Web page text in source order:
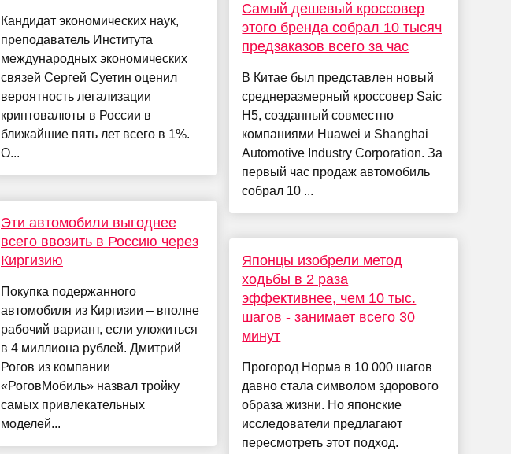
Кандидат экономических наук,
преподаватель Института
международных экономических
связей Сергей Суетин оценил
вероятность легализации
криптовалюты в России в
ближайшие пять лет всего в 1%.
О...
Эти автомобили выгоднее
всего ввозить в Россию через
Киргизию
Покупка подержанного
автомобиля из Киргизии – вполне
рабочий вариант, если уложиться
в 4 миллиона рублей. Дмитрий
Рогов из компании
«РоговМобиль» назвал тройку
самых привлекательных
моделей...
Самый дешевый кроссовер
этого бренда собрал 10 тысяч
предзаказов всего за час
В Китае был представлен новый
среднеразмерный кроссовер Saic
H5, созданный совместно
компаниями Huawei и Shanghai
Automotive Industry Corporation. За
первый час продаж автомобиль
собрал 10 ...
Японцы изобрели метод
ходьбы в 2 раза
эффективнее, чем 10 тыс.
шагов - занимает всего 30
минут
Прогород Норма в 10 000 шагов
давно стала символом здорового
образа жизни. Но японские
исследователи предлагают
пересмотреть этот подход.